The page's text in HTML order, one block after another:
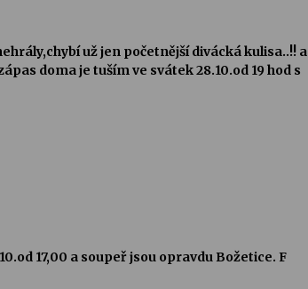
už jen početnější divácká kulisa..!! a
doma je tuším ve svátek 28.10.od 19 hod s
17,00 a soupeř jsou opravdu Božetice. F